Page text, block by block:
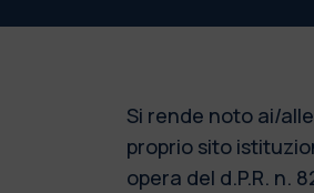
Si rende noto ai/
proprio sito
opera del d.P.R. n.